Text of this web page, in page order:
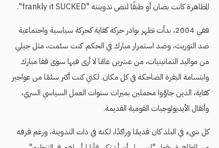
المظاهرة كانت بضان أو طبقًا لنص تدوينته "frankly it SUCKED".
ففي 2004، بدأت تظهر بوادر حركة كفاية كحركة سياسية واجتماعية
ضد التوريث، وضد استمرار مبارك في الحكم. كنت سئمت، مثل جيلي
من مواليد الثمانينيات، من عشرين عامًا لا أرى فيها سوى قفا مبارك
وابتسامة البقرة الضاحكة في كل مكان. لكني كنت أكثر سئمًا من عواجيز
كفاية، الذين جاؤوا محملين بميراث سنوات العمل السياسي السري،
وأثقال الأيديولوجيات القومية القديمة.
كل شيء في البلد كان قديمًا وراكدًا، لكنه في ذات التدوينة، ورغم قرفه